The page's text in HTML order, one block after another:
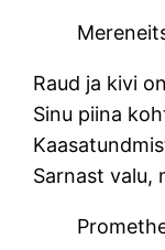
Raud ja kivi
Sinu piina
Sarnast valu,